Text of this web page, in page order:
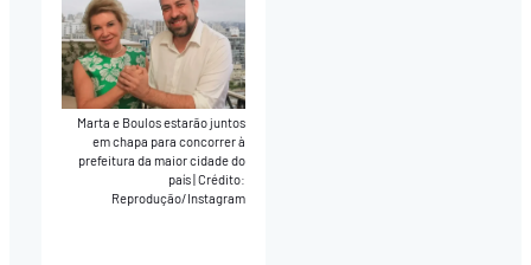
Marta e Boulos estarão juntos
em chapa para concorrer à
prefeitura da maior cidade do
país|Crédito:
Reprodução/Instagram